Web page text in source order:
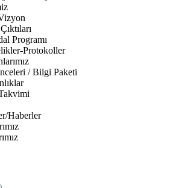
Programı
Protokoller
/ Bilgi Paketi
Haberler